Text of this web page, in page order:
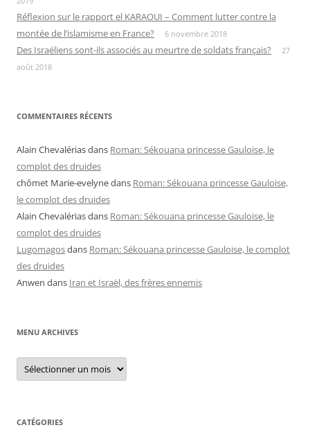
Réflexion sur le rapport el KARAOUI – Comment lutter contre la
montée de l’islamisme en France?
6 novembre 2018
Des Israéliens sont-ils associés au meurtre de soldats français?
27
août 2018
COMMENTAIRES RÉCENTS
Alain Chevalériasdans Roman: Sékouana princesse Gauloise, le
complot des druides
chômet Marie-evelynedans Roman: Sékouana princesse Gauloise,
le complot des druides
Alain Chevalériasdans Roman: Sékouana princesse Gauloise, le
complot des druides
Lugomagosdans Roman: Sékouana princesse Gauloise, le complot
des druides
Anwen dans Iran et Israël, des frères ennemis
MENU ARCHIVES
Menu
archives
CATÉGORIES